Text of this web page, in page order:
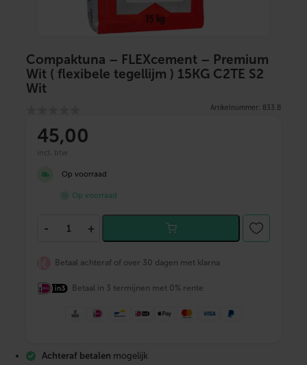
Compaktuna – FLEXcement – Premium
Wit ( flexibele tegellijm ) 15KG C2TE S2
Wit
Artikelnummer: 833.B
45,00
incl. btw
Op voorraad
Op voorraad
t
- +
Betaal achteraf of over 30 dagen met klarna
Betaal in 3 termijnen met 0% rente
Achteraf betalen mogelijk